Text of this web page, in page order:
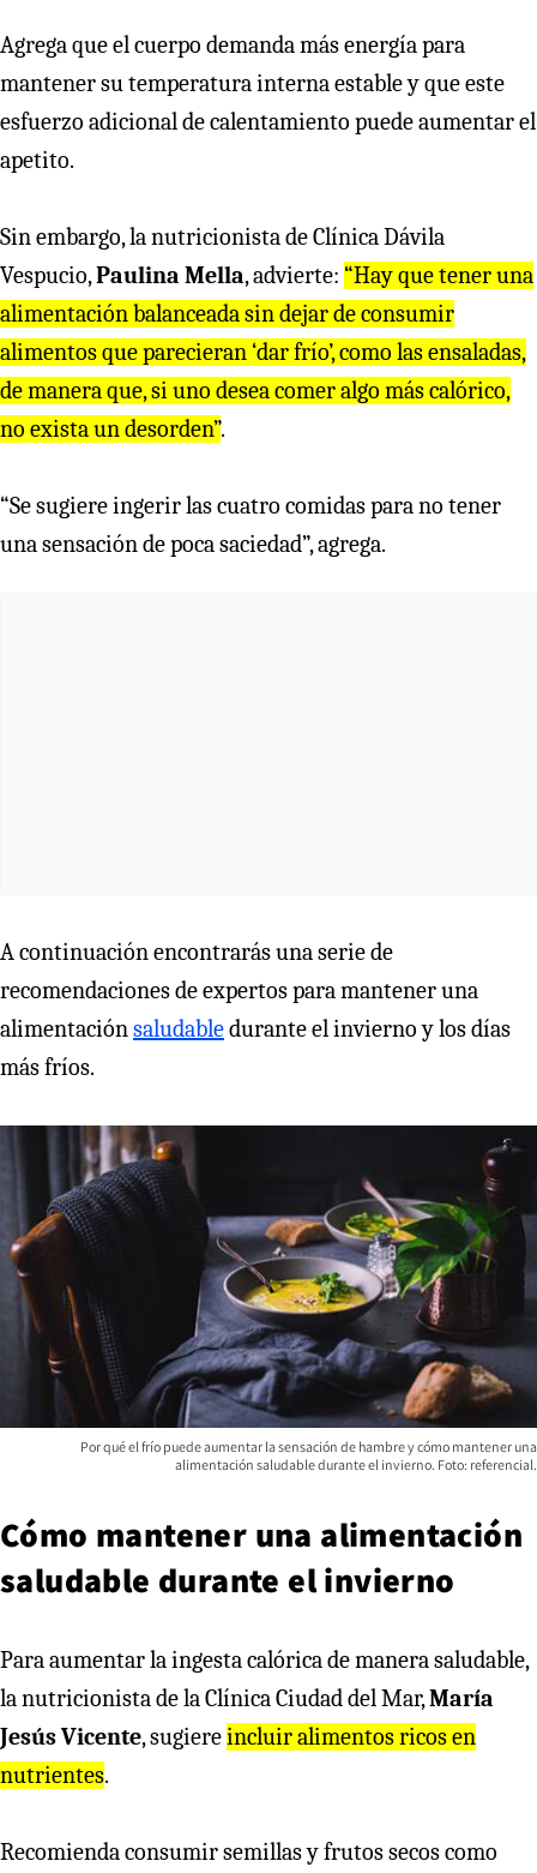
Agrega que el cuerpo demanda más energía para
mantener su temperatura interna estable y que este
esfuerzo adicional de calentamiento puede aumentar el
apetito.
Sin embargo, la nutricionista de Clínica Dávila
Vespucio,Paulina Mella, advierte: “Hay que tener una
alimentación balanceada sin dejar de consumir
alimentos que parecieran ‘dar frío’, como las ensaladas,
de manera que, si uno desea comer algo más calórico,
no exista un desorden”.
“Se sugiere ingerir las cuatro comidas para no tener
una sensación de poca saciedad”, agrega.
A continuación encontrarás una serie de
recomendaciones de expertos para mantener una
alimentaciónsaludabledurante el invierno y los días
más fríos.
Por qué el frío puede aumentar la sensación de hambre y cómo mantener una
alimentación saludable durante el invierno. Foto: referencial.
Cómo mantener una alimentación
saludable durante el invierno
Para aumentar la ingesta calórica de manera saludable,
la nutricionista de la Clínica Ciudad del Mar,María
Jesús Vicente, sugiereincluir alimentos ricos en
nutrientes.
Recomienda consumir semillas y frutos secos como